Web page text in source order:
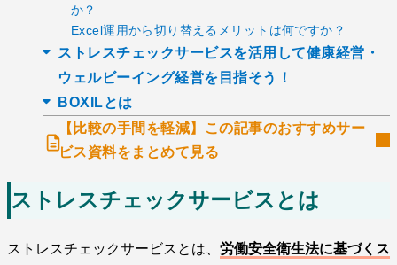
か？
Excel運用から切り替えるメリットは何ですか？
ストレスチェックサービスを活用して健康経営・
ウェルビーイング経営を目指そう！
BOXILとは
【比較の手間を軽減】この記事のおすすめサー
ビス資料をまとめて見る
ストレスチェックサービスとは
ストレスチェックサービスとは、 労働安全衛生法に基づくス